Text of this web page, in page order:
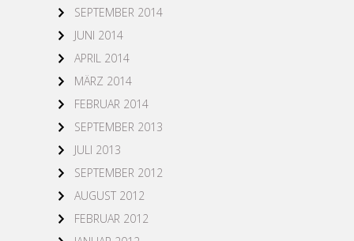
SEPTEMBER 2014
JUNI 2014
APRIL 2014
MÄRZ 2014
FEBRUAR 2014
SEPTEMBER 2013
JULI 2013
SEPTEMBER 2012
AUGUST 2012
FEBRUAR 2012